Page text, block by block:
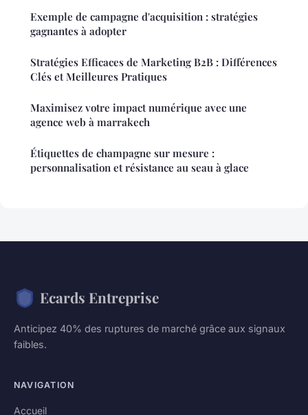
Exemple de campagne d'acquisition : stratégies
gagnantes à adopter
Stratégies Efficaces de Marketing B2B : Différences
Clés et Meilleures Pratiques
Maximisez votre impact numérique avec une
agence web à marrakech
Étiquettes de champagne sur mesure :
personnalisation et résistance au seau à glace
Ecards Entreprise
Anticipez 40% des ruptures de marché grâce aux signaux
faibles.
NAVIGATION
Accueil